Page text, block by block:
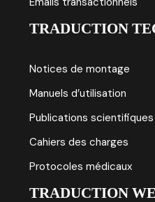
TRADUCTION
Notices de montage
Manuels d’utilisation
Publications scientifiques
Cahiers des charges
Protocoles médicaux
TRADUCTION